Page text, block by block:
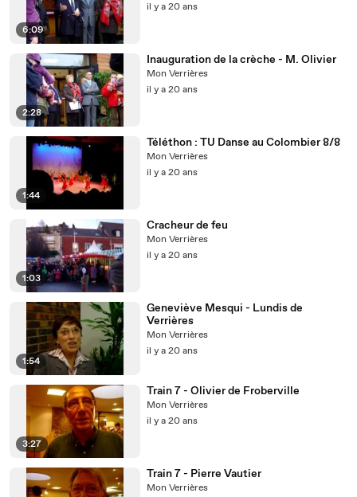
6:09
il y a 20 ans
2:28
Inauguration de la crèche - M. Olivier
Mon Verrières
il y a 20 ans
1:44
Téléthon : TU Danse au Colombier 8/8
Mon Verrières
il y a 20 ans
1:03
Cracheur de feu
Mon Verrières
il y a 20 ans
1:54
Geneviève Mesqui - Lundis de
Verrières
Mon Verrières
il y a 20 ans
3:27
Train 7 - Olivier de Froberville
Mon Verrières
il y a 20 ans
Train 7 - Pierre Vautier
Mon Verrières